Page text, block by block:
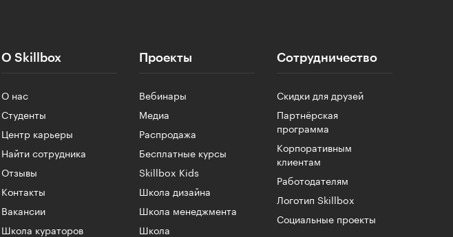
О Skillbox
О нас
Студенты
Центр карьеры
Найти сотрудника
Отзывы
Контакты
Вакансии
Школа кураторов
Проекты
Вебинары
Медиа
Распродажа
Бесплатные курсы
Skillbox Kids
Школа дизайна
Школа менеджмента
Школа
Сотрудничество
Скидки для друзей
Партнёрская
программа
Корпоративным
клиентам
Работодателям
Логотип Skillbox
Социальные проекты